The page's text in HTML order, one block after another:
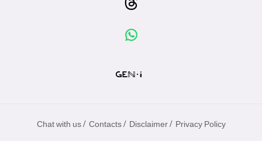
Chat with us / Contacts / Disclaimer / Privacy Policy